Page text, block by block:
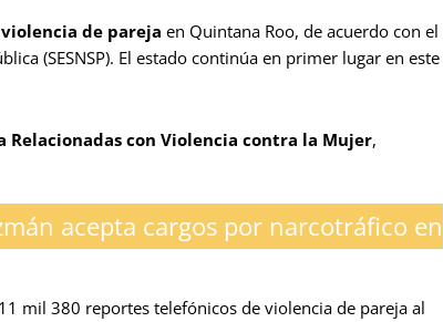
violencia de pareja en Quintana Roo, de acuerdo con el
(SESNSP). El estado continúa en primer lugar en este
Relacionadas con Violencia contra la Mujer,
acepta cargos por narcotráfico en
mil 380 reportes telefónicos de violencia de pareja al